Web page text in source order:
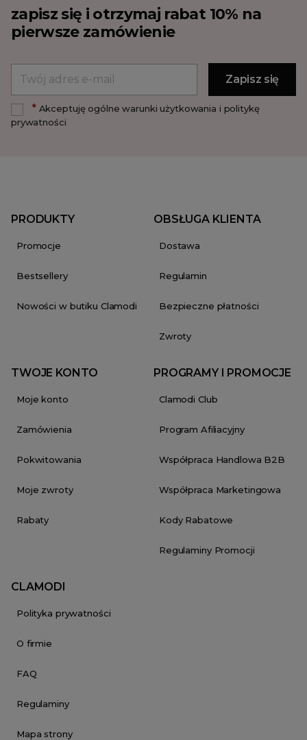
zapisz się i otrzymaj rabat 10% na
pierwsze zamówienie
*Akceptuję ogólne warunki użytkowania i politykę
prywatności
PRODUKTY
Promocje
Bestsellery
Nowości w butiku Clamodi
OBSŁUGA KLIENTA
Dostawa
Regulamin
Bezpieczne płatności
Zwroty
TWOJE KONTO
Moje konto
Zamówienia
Pokwitowania
Moje zwroty
Rabaty
PROGRAMY I PROMOCJE
Clamodi Club
Program Afiliacyjny
Współpraca Handlowa B2B
Współpraca Marketingowa
Kody Rabatowe
Regulaminy Promocji
CLAMODI
Polityka prywatności
O firmie
FAQ
Regulaminy
Mapa strony